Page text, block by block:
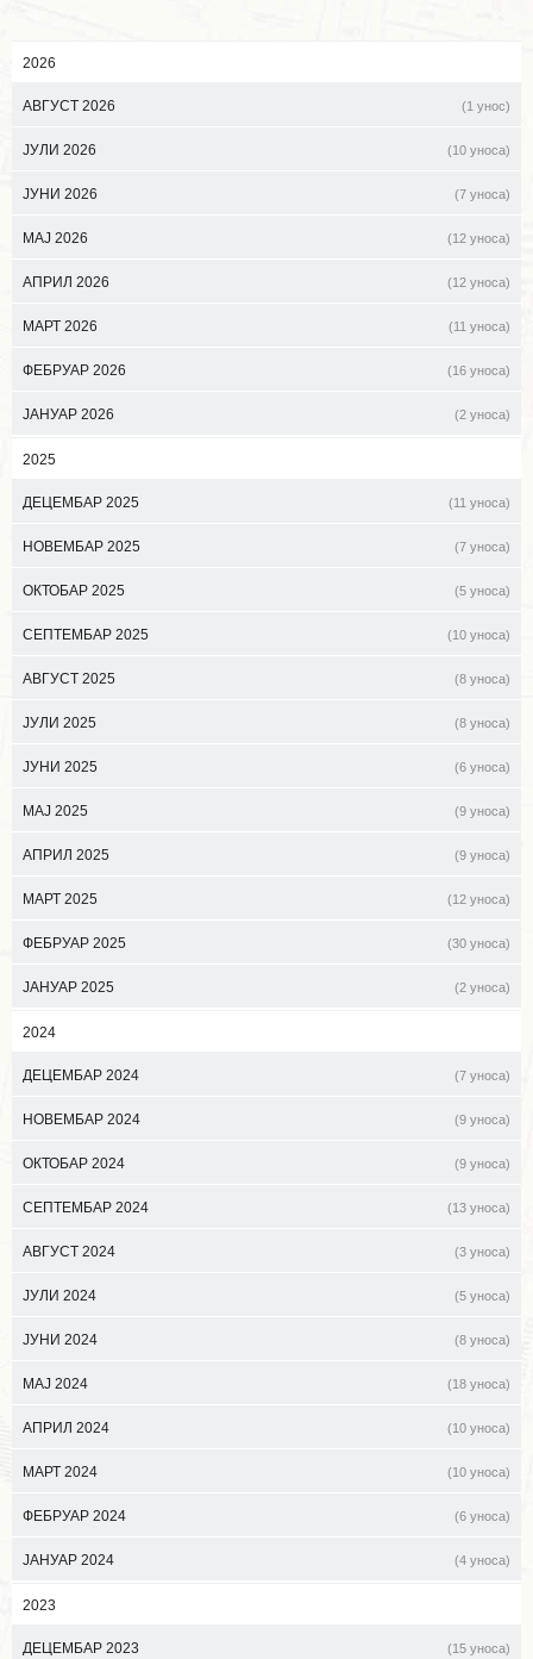
2026
АВГУСТ 2026 (1 унос)
ЈУЛИ 2026 (10 уноса)
ЈУНИ 2026 (7 уноса)
МАЈ 2026 (12 уноса)
АПРИЛ 2026 (12 уноса)
МАРТ 2026 (11 уноса)
ФЕБРУАР 2026 (16 уноса)
ЈАНУАР 2026 (2 уноса)
2025
ДЕЦЕМБАР 2025 (11 уноса)
НОВЕМБАР 2025 (7 уноса)
ОКТОБАР 2025 (5 уноса)
СЕПТЕМБАР 2025 (10 уноса)
АВГУСТ 2025 (8 уноса)
ЈУЛИ 2025 (8 уноса)
ЈУНИ 2025 (6 уноса)
МАЈ 2025 (9 уноса)
АПРИЛ 2025 (9 уноса)
МАРТ 2025 (12 уноса)
ФЕБРУАР 2025 (30 уноса)
ЈАНУАР 2025 (2 уноса)
2024
ДЕЦЕМБАР 2024 (7 уноса)
НОВЕМБАР 2024 (9 уноса)
ОКТОБАР 2024 (9 уноса)
СЕПТЕМБАР 2024 (13 уноса)
АВГУСТ 2024 (3 уноса)
ЈУЛИ 2024 (5 уноса)
ЈУНИ 2024 (8 уноса)
МАЈ 2024 (18 уноса)
АПРИЛ 2024 (10 уноса)
МАРТ 2024 (10 уноса)
ФЕБРУАР 2024 (6 уноса)
ЈАНУАР 2024 (4 уноса)
2023
ДЕЦЕМБАР 2023 (15 уноса)